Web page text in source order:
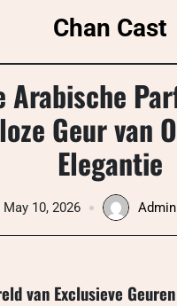
Chan Cast
Arabische
Geur van
Elegantie
May 10, 2026 Admin
van Exclusieve Geuren